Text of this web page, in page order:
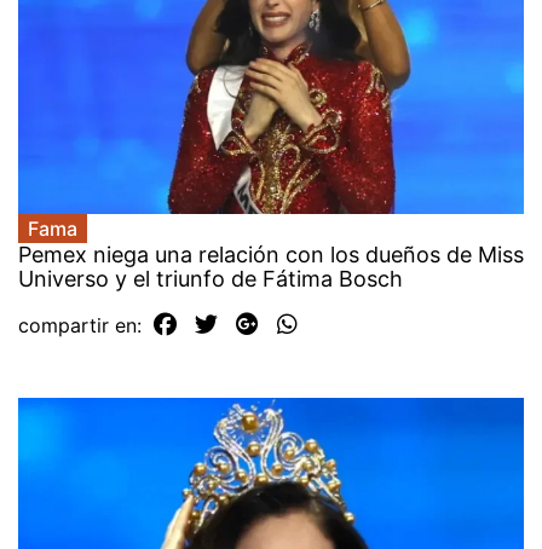
Fama
Pemex niega una relación con los dueños de Miss
Universo y el triunfo de Fátima Bosch
compartir en: